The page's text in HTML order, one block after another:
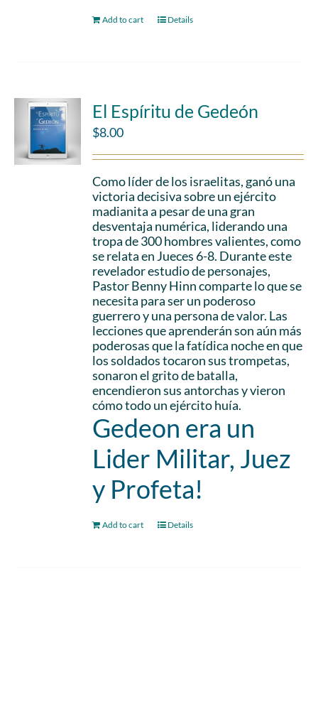
Add to cart Details
El Espíritu de Gedeón
$8.00
Como líder de los israelitas, ganó una
victoria decisiva sobre un ejército
madianita a pesar de una gran
desventaja numérica, liderando una
tropa de 300 hombres valientes, como
se relata en Jueces 6-8. Durante este
revelador estudio de personajes,
Pastor Benny Hinn comparte lo que se
necesita para ser un poderoso
guerrero y una persona de valor. Las
lecciones que aprenderán son aún más
poderosas que la fatídica noche en que
los soldados tocaron sus trompetas,
sonaron el grito de batalla,
encendieron sus antorchas y vieron
cómo todo un ejército huía.
Gedeon era un
Lider Militar, Juez
y Profeta!
Add to cart Details